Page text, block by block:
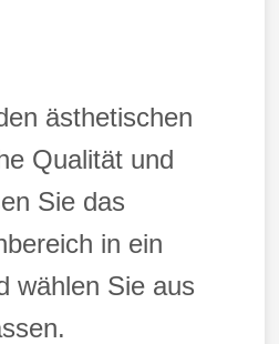
ästhetischen
Qualität und
Sie das
in ein
wählen Sie aus